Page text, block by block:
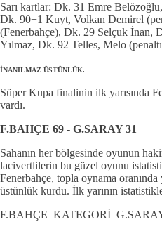
Sarı kartlar: Dk. 31 Emre
Dk. 90+1 Kuyt, Volkan Demirel
(Fenerbahçe), Dk. 29 Selçuk İnan,
Yılmaz, Dk. 92 Telles, Melo (penaltı
İNANILMAZ ÜSTÜNLÜK.
Süper Kupa finalinin ilk yarısında
vardı.
F.BAHÇE 69 - G.SARAY 31
Sahanın her bölgesinde oyunun
lacivertlilerin bu güzel oyunu
Fenerbahçe, topla oynama
üstünlük kurdu. İlk yarının
F.BAHÇE KATEGORİ